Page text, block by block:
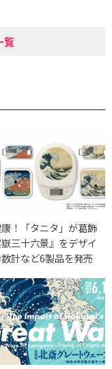
覧
！「タニタ」が葛飾
三十六景』をデザイ
計など6製品を発売